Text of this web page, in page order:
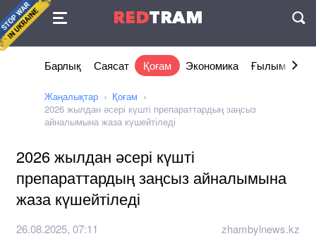
REDTRAM
Келісімі
Барлық Саясат Қоғам Экономика Ғылым және
Жаңалықтар
Қоғам
2026 жылдан әсері күшті препараттардың заңсыз
айналымына жаза күшейтіледі
2026 жылдан әсері күшті
препараттардың заңсыз айналымына
жаза күшейтіледі
26.08.2025, 07:11 zhambylnews.kz